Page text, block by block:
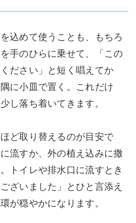
込めて使うことも、もちろ
手のひらに乗せて、「この
ださい」と短く唱えてか
に小皿で置く。これだけ
し落ち着いてきます。
ど取り替えるのが目安で
流すか、外の植え込みに撒
トイレや排水口に流すとき
ざいました」とひと言添え
が穏やかになります。